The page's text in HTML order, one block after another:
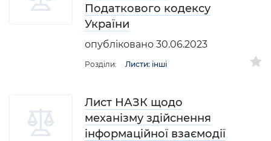
Податкового кодексу
України
опубліковано 30.06.2023
Розділи: Листи: інші
Лист НАЗК щодо
механізму здійснення
інформаційної взаємодії